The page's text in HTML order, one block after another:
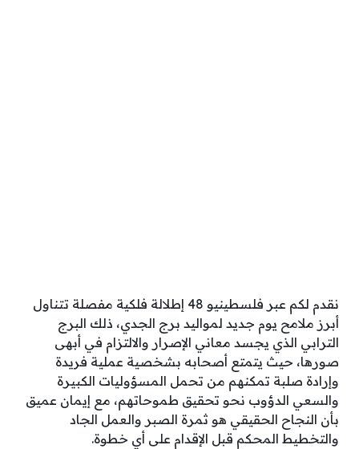
نقدم لكم عبر فلسطينيو 48 إطلالة فلكية مفصلة تتناول
أبرز ملامح يوم جديد لمواليد برج الجدي، ذلك البرج
الترابي الذي يجسد معاني الإصرار والالتزام في أبهى
صورها، حيث يتمتع أصحابه بشخصية عملية فريدة
وإرادة صلبة تمكنهم من تحمل المسؤوليات الكبيرة
والسعي الدؤوب نحو تحقيق طموحاتهم، مع إيمان عميق
بأن النجاح الحقيقي هو ثمرة الصبر والعمل الجاد
والتخطيط المحكم قبل الإقدام على أي خطوة.